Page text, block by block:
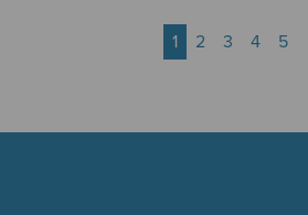
1 2 3 4 5